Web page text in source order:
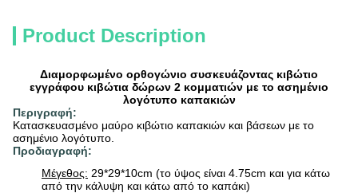
Product Description
Διαμορφωμένο ορθογώνιο συσκευάζοντας κιβώτιο
εγγράφου κιβώτια δώρων 2 κομματιών με το ασημένιο
λογότυπο καπακιών
Περιγραφή:
Κατασκευασμένο μαύρο κιβώτιο καπακιών και βάσεων με το
ασημένιο λογότυπο.
Προδιαγραφή:
Μέγεθος: 29*29*10cm (το ύψος είναι 4.75cm και για κάτω
από την κάλυψη και κάτω από το καπάκι)